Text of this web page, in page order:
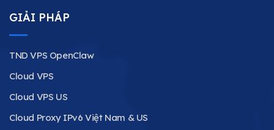
GIẢI PHÁP
TND VPS OpenClaw
Cloud VPS
Cloud VPS US
Cloud Proxy IPv6 Việt Nam & US